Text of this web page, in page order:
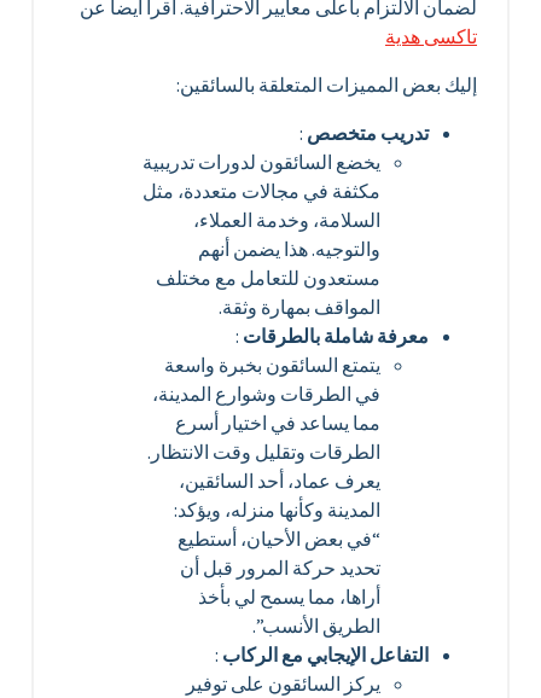
لضمان الالتزام بأعلى معايير الاحترافية. اقرأ أيضا عن
تاكسى هدية
إليك بعض المميزات المتعلقة بالسائقين:
تدريب متخصص :
يخضع السائقون لدورات تدريبية
مكثفة في مجالات متعددة، مثل
السلامة، وخدمة العملاء،
والتوجيه. هذا يضمن أنهم
مستعدون للتعامل مع مختلف
المواقف بمهارة وثقة.
معرفة شاملة بالطرقات:
يتمتع السائقون بخبرة واسعة
في الطرقات وشوارع المدينة،
مما يساعد في اختيار أسرع
الطرقات وتقليل وقت الانتظار.
يعرف عماد، أحد السائقين،
المدينة وكأنها منزله، ويؤكد:
“في بعض الأحيان، أستطيع
تحديد حركة المرور قبل أن
أراها، مما يسمح لي بأخذ
الطريق الأنسب”.
التفاعل الإيجابي مع الركاب:
يركز السائقون على توفير